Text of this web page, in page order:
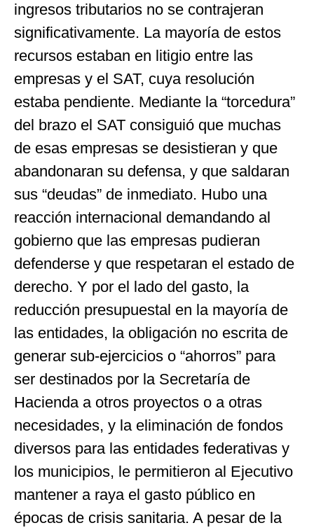
ingresos tributarios no se contrajeran
significativamente. La mayoría de estos
recursos estaban en litigio entre las
empresas y el SAT, cuya resolución
estaba pendiente. Mediante la “torcedura”
del brazo el SAT consiguió que muchas
de esas empresas se desistieran y que
abandonaran su defensa, y que saldaran
sus “deudas” de inmediato. Hubo una
reacción internacional demandando al
gobierno que las empresas pudieran
defenderse y que respetaran el estado de
derecho. Y por el lado del gasto, la
reducción presupuestal en la mayoría de
las entidades, la obligación no escrita de
generar sub-ejercicios o “ahorros” para
ser destinados por la Secretaría de
Hacienda a otros proyectos o a otras
necesidades, y la eliminación de fondos
diversos para las entidades federativas y
los municipios, le permitieron al Ejecutivo
mantener a raya el gasto público en
épocas de crisis sanitaria. A pesar de la